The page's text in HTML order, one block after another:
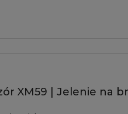
XM59 | Jelenie na